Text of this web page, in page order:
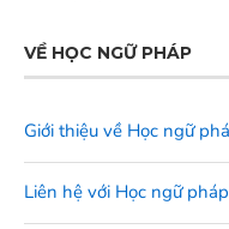
VỀ HỌC NGỮ PHÁP
Giới thiệu về Học ngữ
Liên hệ với Học ngữ pháp